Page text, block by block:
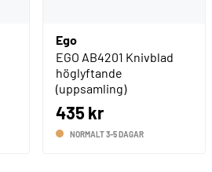
Ego
EGO AB4201 Knivblad
höglyftande
(uppsamling)
435 kr
NORMALT 3-5 DAGAR